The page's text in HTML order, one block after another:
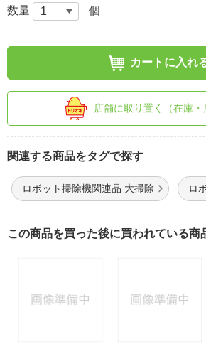
数量 個
カートに入れ
店舗に取り置く（在庫・
関連する商品をタグで探す
ロボット掃除機関連品 大掃除 ロ
この商品を買った後に買われている商